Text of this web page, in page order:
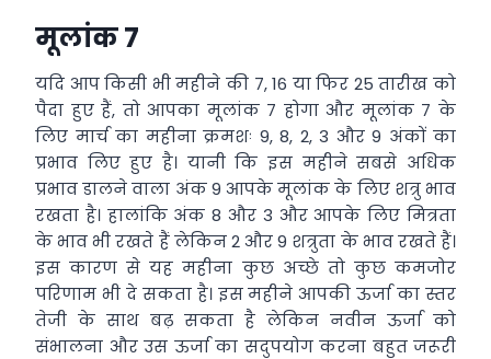
मूलांक 7
यदि आप किसी भी महीने की 7, 16 या फिर 25 तारीख को
पैदा हुए हैं, तो आपका मूलांक 7 होगा और मूलांक 7 के
लिए मार्च का महीना क्रमशः 9, 8, 2, 3 और 9 अंकों का
प्रभाव लिए हुए है। यानी कि इस महीने सबसे अधिक
प्रभाव डालने वाला अंक 9 आपके मूलांक के लिए शत्रु भाव
रखता है। हालांकि अंक 8 और 3 और आपके लिए मित्रता
के भाव भी रखते हैं लेकिन 2 और 9 शत्रुता के भाव रखते हैं।
इस कारण से यह महीना कुछ अच्छे तो कुछ कमजोर
परिणाम भी दे सकता है। इस महीने आपकी ऊर्जा का स्तर
तेजी के साथ बढ़ सकता है लेकिन नवीन ऊर्जा को
संभालना और उस ऊर्जा का सदुपयोग करना बहुत जरूरी